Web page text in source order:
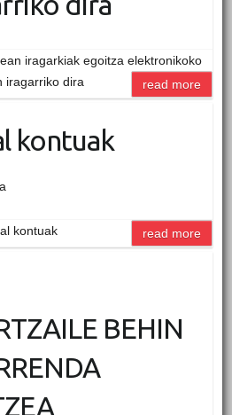
iragarkiak egoitza elektronikoko
iragarriko dira
read more
kontuak
kontuak read more
BEHIN